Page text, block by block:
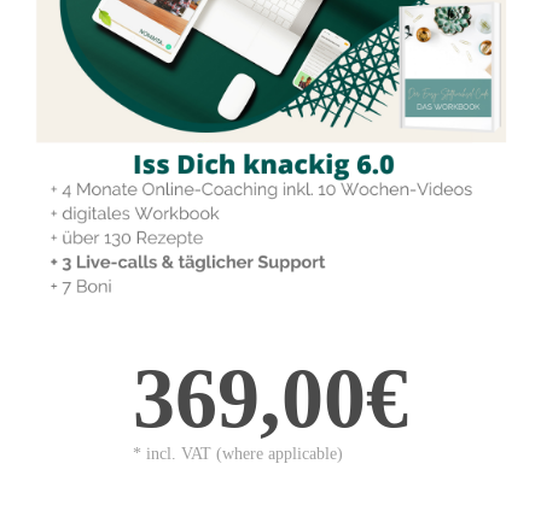
369,00€
* incl. VAT (where applicable)